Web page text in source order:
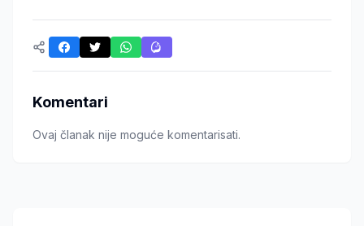
Komentari
Ovaj članak nije moguće komentarisati.